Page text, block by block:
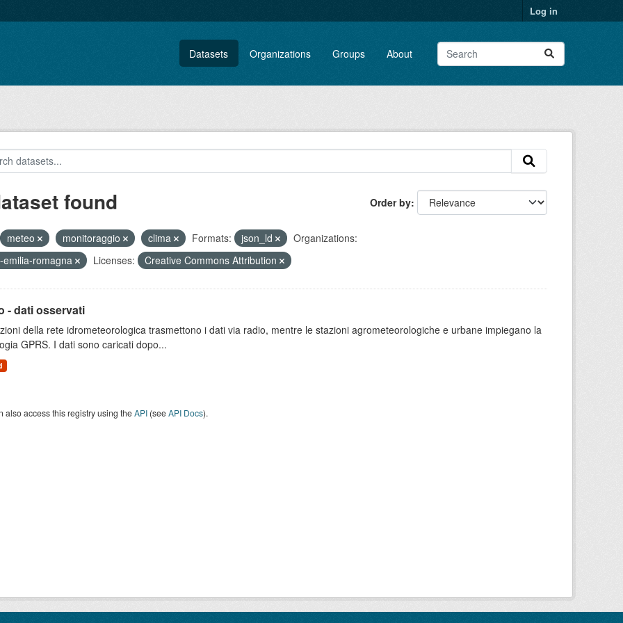
Log in
Datasets Organizations Groups About
Order by
found
meteo monitoraggio clima Formats: json_ld
Organizations:
emilia-romagna
Licenses: Creative Commons Attribution
- dati osservati
della rete idrometeorologica trasmettono i dati via radio, mentre le stazioni agrometeorologiche e urbane impiegano la
GPRS. I dati sono caricati dopo...
also access this registry using theAPI(seeAPI Docs).